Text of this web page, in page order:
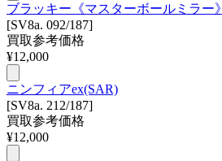
ブラッキー《マスターボールミラー》
[SV8a. 092/187]
買取参考価格
¥12,000
ニンフィアex(SAR)
[SV8a. 212/187]
買取参考価格
¥12,000